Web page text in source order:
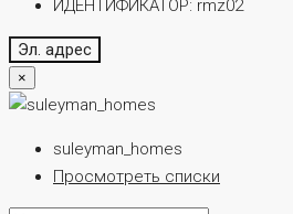
ИДЕНТИФИКАТОР: rmz02
Эл. адрес
×
suleyman_homes
Просмотреть списки